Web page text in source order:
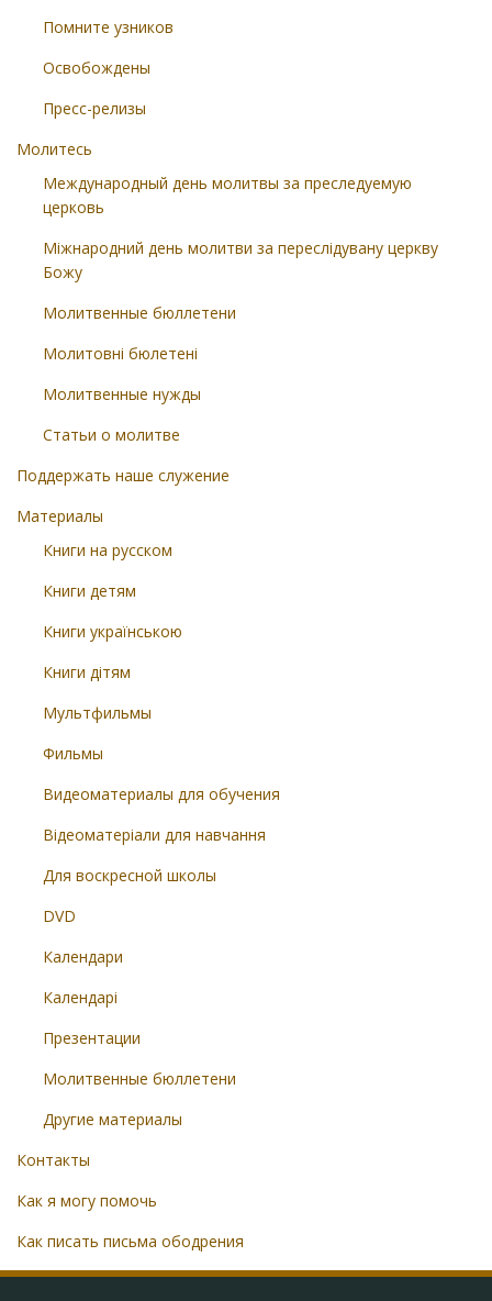
Помните узников
Освобождены
Пресс-релизы
Молитесь
Международный день молитвы за преследуемую
церковь
Міжнародний день молитви за переслідувану церкву
Божу
Молитвенные бюллетени
Молитовні бюлетені
Молитвенные нужды
Статьи о молитве
Поддержать наше служение
Материалы
Книги на русском
Книги детям
Книги українською
Книги дітям
Мультфильмы
Фильмы
Видеоматериалы для обучения
Відеоматеріали для навчання
Для воскресной школы
DVD
Календари
Календарі
Презентации
Молитвенные бюллетени
Другие материалы
Контакты
Как я могу помочь
Как писать письма ободрения